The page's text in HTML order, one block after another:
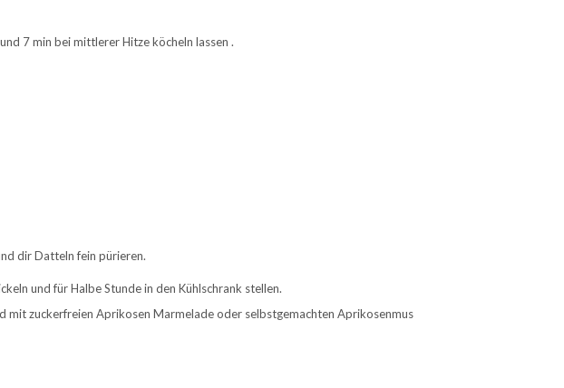
7 min bei mittlerer Hitze köcheln lassen .
dir Datteln fein pürieren.
und für Halbe Stunde in den Kühlschrank stellen.
mit zuckerfreien Aprikosen Marmelade oder selbstgemachten Aprikosenmus